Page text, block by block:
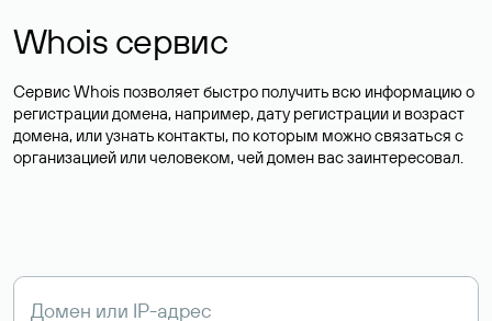
Whois сервис
Сервис Whois позволяет быстро получить всю информацию о
регистрации домена, например, дату регистрации и возраст
домена, или узнать контакты, по которым можно связаться с
организацией или человеком, чей домен вас заинтересовал.